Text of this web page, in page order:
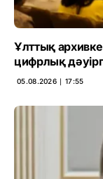
Ұлттық
цифрлық
05.08.2026 ∣ 17:55